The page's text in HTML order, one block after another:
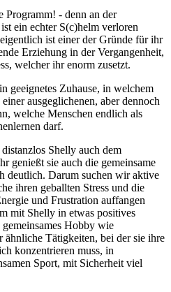
Programm! - denn an der
ein echter S(c)helm verloren
ist einer der Gründe für ihr
Erziehung in der Vergangenheit,
welcher ihr enorm zusetzt.
geeignetes Zuhause, in welchem
ausgeglichenen, aber dennoch
welche Menschen endlich als
darf.
Shelly auch dem
genießt sie auch die gemeinsame
deutlich. Darum suchen wir aktive
ihren geballten Stress und die
und Frustration auffangen
mit Shelly in etwas positives
Hobby wie
Tätigkeiten, bei der sie ihre
konzentrieren muss, in
Sport, mit Sicherheit viel